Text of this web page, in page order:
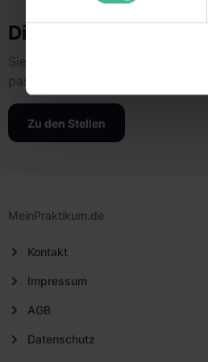
Verwendungszwecken
Auswahl über die
die USA (Art. 49 Abs. 1 S. 1
Schrems II). Du kannst die
unsere
Dieses
Sieh dir jetzt alle Stellen des
passt!
Zu den Stellen
MeinPraktikum.de
Kontakt
Impressum
AGB
Datenschutz